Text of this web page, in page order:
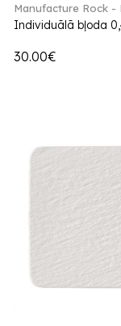
Manufacture Rock -
Individuālā bļoda
30.00€